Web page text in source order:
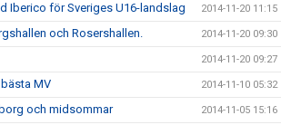
Iberico för Sveriges U16-landslag 2014-11-20 11:15
och Rosershallen. 2014-11-20 09:30
2014-11-20 09:27
MV 2014-11-10 05:32
och midsommar 2014-11-05 15:16